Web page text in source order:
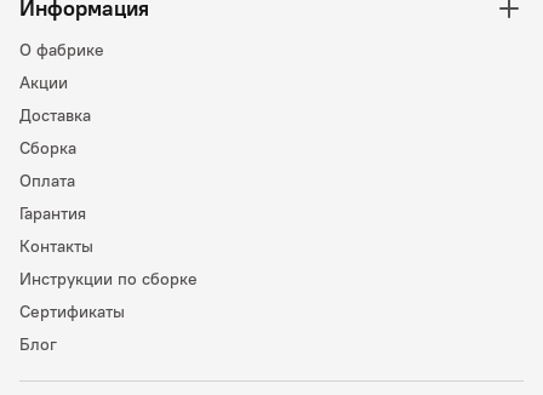
Информация
О фабрике
Акции
Доставка
Сборка
Оплата
Гарантия
Контакты
Инструкции по сборке
Сертификаты
Блог